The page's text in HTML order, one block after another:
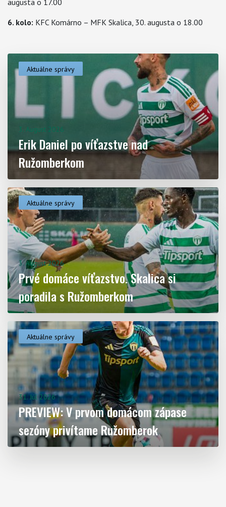
augusta o 17.00
6. kolo: KFC Komárno – MFK Skalica, 30. augusta o 18.00
Aktuálne správy
3. August 2026
Erik Daniel po víťazstve nad
Ružomberkom
Aktuálne správy
3. August 2026
Prvé domáce víťazstvo. Skalica si
poradila s Ružomberkom
Aktuálne správy
31. Júl 2026
PREVIEW: V prvom domácom zápase
sezóny privítame Ružomberok